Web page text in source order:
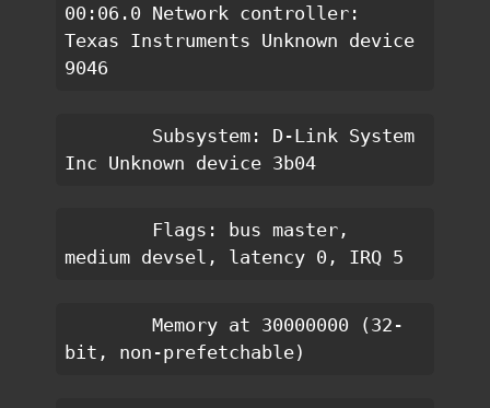
00:06.0 Network controller:
Texas Instruments Unknown device
9046
Inc Unknown device 3b04
medium devsel, latency 0, IRQ 5
        Memory at 30000000 (32-
bit, non-prefetchable)